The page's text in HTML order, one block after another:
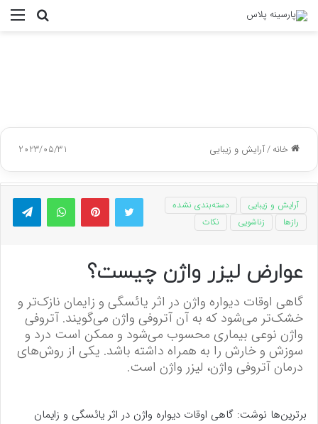
جستجو
خانه/آرایش و زیبایی 2023/05/31
توییتر پینتریستواتس آپ
آرایش و زیبایی
دسته‌بندی نشده
رازها
زناشویی نکات
عوارض لیزر واژن چیست؟
گاهی اوقات دیواره واژن در اثر یائسگی و زایمان نازک‌تر و
خشک‌تر می‌شود که به آن آتروفی واژن می‌گویند. آتروفی
واژن نوعی بیماری محسوب می‌شود و ممکن است درد و
سوزش و خارش را به همراه داشته باشد. یکی از روش‌های
درمان آتروفی واژن، لیزر واژن است.
برترین‌ها نوشت: گاهی اوقات دیواره واژن در اثر یائسگی و زایمان